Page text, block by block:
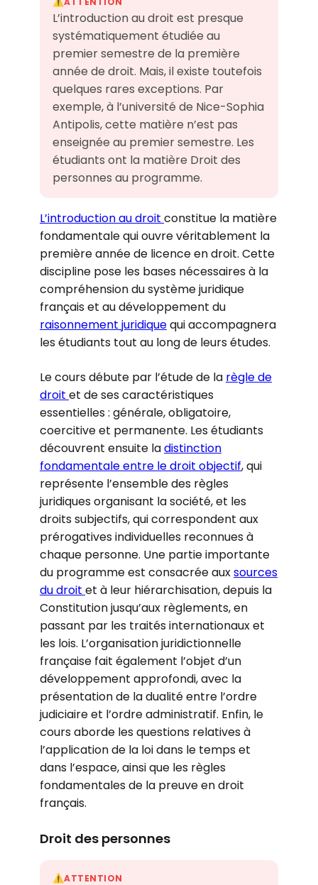
L’introduction au droit est presque
systématiquement étudiée au
premier semestre de la première
année de droit. Mais, il existe toutefois
quelques rares exceptions. Par
exemple, à l’université de Nice-Sophia
Antipolis, cette matière n’est pas
enseignée au premier semestre. Les
étudiants ont la matière Droit des
personnes au programme.
L’introduction au droit constitue la matière
fondamentale qui ouvre véritablement la
première année de licence en droit. Cette
discipline pose les bases nécessaires à la
compréhension du système juridique
français et au développement du
raisonnement juridiquequi accompagnera
les étudiants tout au long de leurs études.
Le cours débute par l’étude de la règle de
droit et de ses caractéristiques
essentielles : générale, obligatoire,
coercitive et permanente. Les étudiants
découvrent ensuite ladistinction
fondamentale entre le droit objectif, qui
représente l’ensemble des règles
juridiques organisant la société, et les
droits subjectifs, qui correspondent aux
prérogatives individuelles reconnues à
chaque personne. Une partie importante
du programme est consacrée auxsources
du droit et à leur hiérarchisation, depuis la
Constitution jusqu’aux règlements, en
passant par les traités internationaux et
les lois. L’organisation juridictionnelle
française fait également l’objet d’un
développement approfondi, avec la
présentation de la dualité entre l’ordre
judiciaire et l’ordre administratif. Enfin, le
cours aborde les questions relatives à
l’application de la loi dans le temps et
dans l’espace, ainsi que les règles
fondamentales de la preuve en droit
français.
Droit des personnes
⚠️ATTENTION